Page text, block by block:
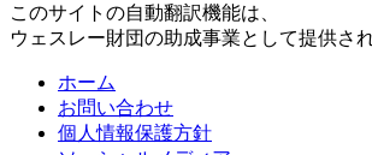
このサイトの自動翻訳機能は、
ウェスレー財団の助成事業として提供さ
ホーム
お問い合わせ
個人情報保護方針